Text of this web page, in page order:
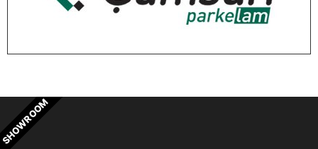
SHOWROOM